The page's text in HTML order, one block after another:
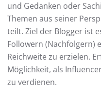
und Gedanken oder
Themen aus seiner
teilt. Ziel der Blogger ist
Followern (Nachfolgern)
Reichweite zu erzielen.
Möglichkeit, als
zu verdienen.